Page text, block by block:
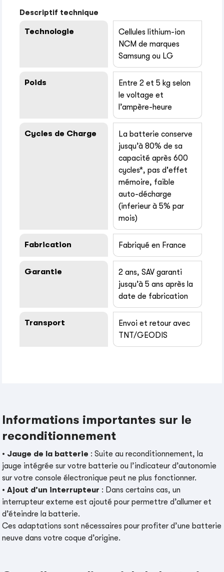
Descriptif technique
Technologie
Cellules lithium-ion
NCM de marques
Samsung ou LG
Poids
Entre 2 et 5 kg selon
le voltage et
l’ampère-heure
Cycles de Charge
La batterie conserve
jusqu’à 80% de sa
capacité après 600
cycles*, pas d'effet
mémoire, faible
auto-décharge
(inferieur à 5% par
mois)
Fabrication Fabriqué en France
Garantie
2 ans, SAV garanti
jusqu’à 5 ans après la
date de fabrication
Transport
Envoi et retour avec
TNT/GEODIS
Informations importantes sur le
reconditionnement
• Jauge de la batterie : Suite au reconditionnement, la
jauge intégrée sur votre batterie ou l’indicateur d’autonomie
sur votre console électronique peut ne plus fonctionner.
•Ajout d’un interrupteur : Dans certains cas, un
interrupteur externe est ajouté pour permettre d’allumer et
d’éteindre la batterie.
Ces adaptations sont nécessaires pour profiter d’une batterie
neuve dans votre coque d’origine.